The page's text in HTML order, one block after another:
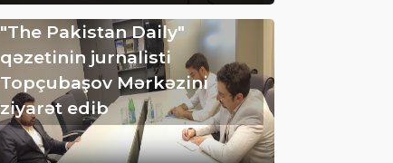
"The Pakistan Daily"
qəzetinin jurnalisti
Topçubaşov Mərkəzini
ziyarət edib